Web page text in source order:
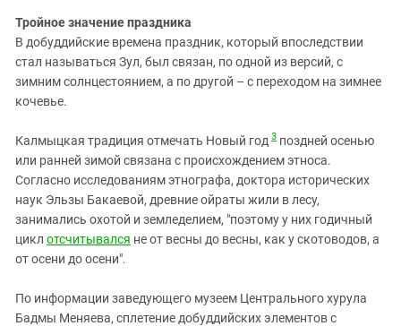
Тройное значение праздника
В добуддийские времена праздник, который впоследствии
стал называться Зул, был связан, по одной из версий, с
зимним солнцестоянием, а по другой – с переходом на зимнее
кочевье.
Калмыцкая традиция отмечать Новый год 3 поздней осенью
или ранней зимой связана с происхождением этноса.
Согласно исследованиям этнографа, доктора исторических
наук Эльзы Бакаевой, древние ойраты жили в лесу,
занимались охотой и земледелием, "поэтому у них годичный
цикл отсчитывался не от весны до весны, как у скотоводов, а
от осени до осени".
По информации заведующего музеем Центрального хурула
Бадмы Меняева, сплетение добуддийских элементов с